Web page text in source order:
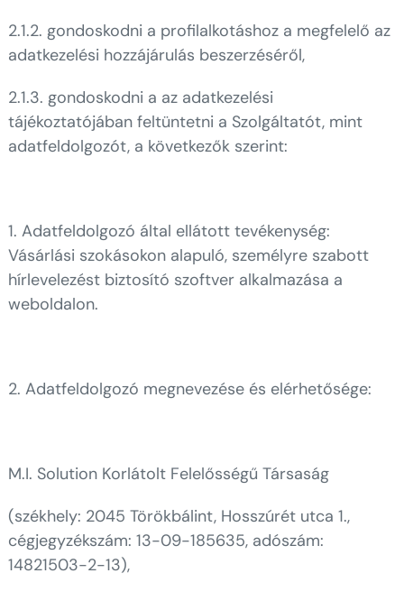
2.1.2. gondoskodni a profilalkotáshoz a megfelelő az
adatkezelési hozzájárulás beszerzéséről,
2.1.3. gondoskodni a az adatkezelési
tájékoztatójában feltüntetni a Szolgáltatót, mint
adatfeldolgozót, a következők szerint:
1. Adatfeldolgozó által ellátott tevékenység:
Vásárlási szokásokon alapuló, személyre szabott
hírlevelezést biztosító szoftver alkalmazása a
weboldalon.
2. Adatfeldolgozó megnevezése és elérhetősége:
M.I. Solution Korlátolt Felelősségű Társaság
(székhely: 2045 Törökbálint, Hosszúrét utca 1.,
cégjegyzékszám: 13-09-185635, adószám:
14821503-2-13),